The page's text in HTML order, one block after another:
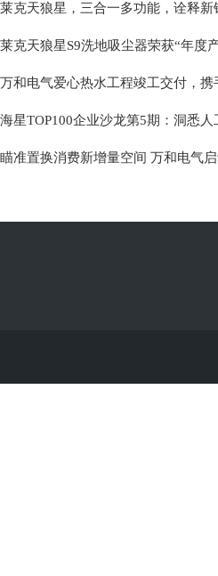
莱克天狼星，三合一多功能，诠释新
莱克天狼星S9洗地吸尘器荣获“年度
万和电气爱心热水工程竣工交付，
海星TOP100企业沙龙第5期：洞悉人
瞄准置换消费新增量空间 万和电气